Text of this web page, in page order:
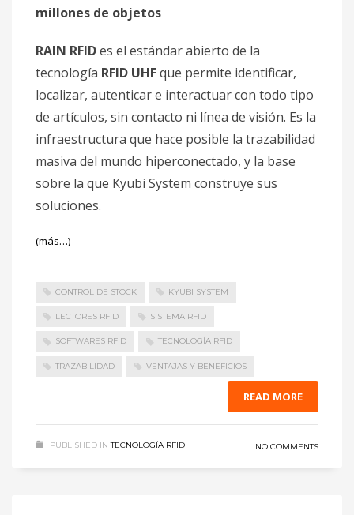
millones de objetos
RAIN RFIDes el estándar abierto de la
tecnología RFID UHFque permite identificar,
localizar, autenticar e interactuar con todo tipo
de artículos, sin contacto ni línea de visión. Es la
infraestructura que hace posible la trazabilidad
masiva del mundo hiperconectado, y la base
sobre la que Kyubi System construye sus
soluciones.
(más…)
CONTROL DE STOCK KYUBI SYSTEM
LECTORES RFID SISTEMA RFID
SOFTWARES RFID TECNOLOGÍA RFID
TRAZABILIDAD VENTAJAS Y BENEFICIOS
READ MORE
PUBLISHED IN TECNOLOGÍA RFID NO COMMENTS